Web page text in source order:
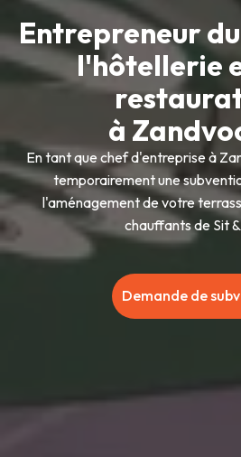
Entrepreneur
l'hôtellerie
à
En tant que chef d'entreprise à
temporairement une
l'aménagement de votre
chauffants de Sit
Demande de